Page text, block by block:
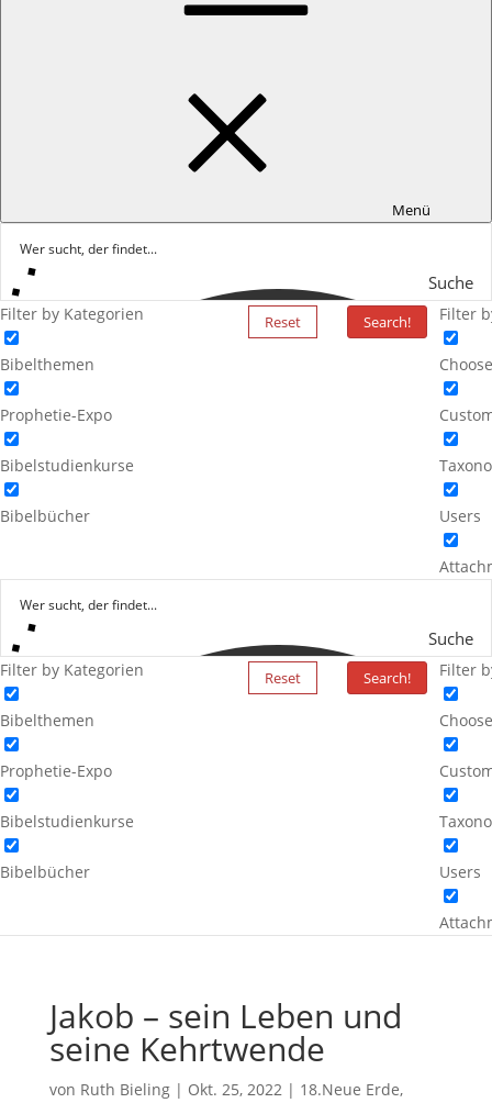
Menü
Suche
Filter by Kategorien
Bibelthemen
Prophetie-Expo
Bibelstudienkurse
Bibelbücher
Reset Search! Filter
Users
Suche
Filter by Kategorien
Bibelthemen
Prophetie-Expo
Bibelstudienkurse
Bibelbücher
Reset Search! Filter
Users
Jakob – sein Leben und
seine Kehrtwende
von Ruth Bieling| Okt. 25, 2022| 18.Neue Erde,